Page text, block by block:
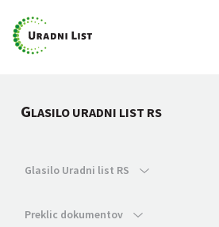
GLASILO URADNI LIST RS
Glasilo Uradni list RS
Preklic dokumentov